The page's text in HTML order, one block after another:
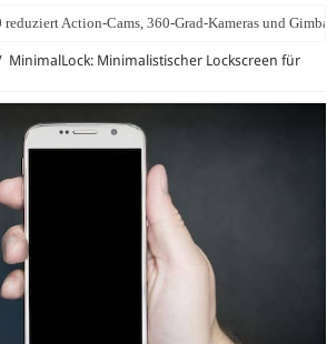
reduziert Action-Cams, 360-Grad-Kameras und
MinimalLock: Minimalistischer Lockscreen für